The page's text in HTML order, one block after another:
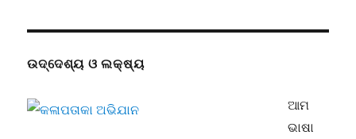
ଉଦ୍ଦେଶ୍ୟ ଓ ଲକ୍ଷ୍ୟ
ଆମ
ଭାଷା